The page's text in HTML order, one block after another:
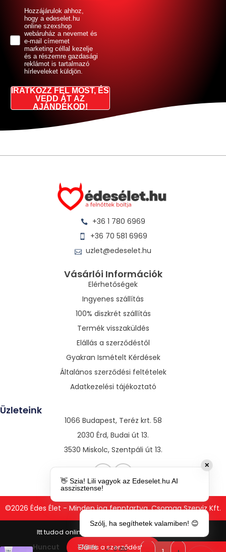
GDPRHozzájárulok ahhoz,
hogy a edeselet.hu
online szexshop
webáruház a nevemet és
e-mail címemet
marketing céllal kezelje
és a részemre gazdasági
reklámot is tartalmazó
hírleveleket küldjön.
IRATKOZZ FEL MOST, ÉS
VEDD ÁT AZ
AJÁNDÉKOD!
+36 1 780 6969
+36 70 581 6969
uzlet@edeselet.hu
Vásárlói Információk
Elérhetőségek
Ingyenes szállítás
100% diszkrét szállítás
Termék visszaküldés
Elállás a szerződéstől
Gyakran Ismételt Kérdések
Általános szerződési feltételek
Adatkezelési tájékoztató
Üzleteink
1066 Budapest, Teréz krt. 58
2030 Érd, Budai út 13.
3530 Miskolc, Szentpáli út 13.
©2026 Édes Élet - Minden jog fenntartva. Csomag Szerviz Kft.
Évfordulós
Huncut
12
170Ft
3 db
Elállás a szerződéstől
✕
👋 Szia! Lili vagyok az Edeselet.hu AI
asszisztense!
Szólj, ha segíthetek valamiben! 😊